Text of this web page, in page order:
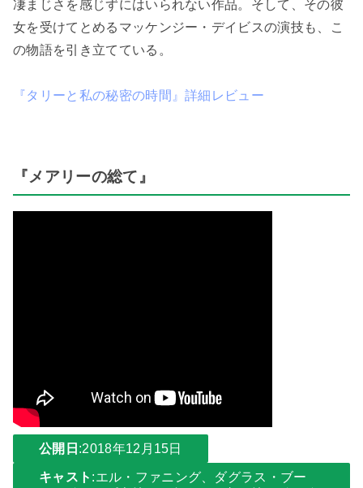
凄まじさを感じずにはいられない作品。そして、その彼
女を受けてとめるマッケンジー・デイビスの演技も、こ
の物語を引き立てている。
『タリーと私の秘密の時間』詳細レビュー
『メアリーの総て』
公開日 :2018年12月15日
キャスト :エル・ファニング、ダグラス・ブー